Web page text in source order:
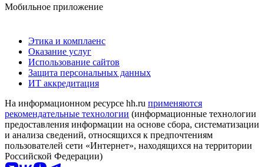
Мобильное приложение
Этика и комплаенс
Оказание услуг
Использование сайтов
Защита персональных данных
ИТ аккредитация
На информационном ресурсе hh.ru применяются
рекомендательные технологии (информационные технологии
предоставления информации на основе сбора, систематизации
и анализа сведений, относящихся к предпочтениям
пользователей сети «Интернет», находящихся на территории
Российской Федерации)